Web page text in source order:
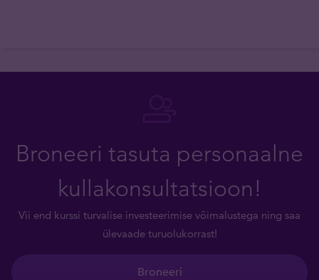
Broneeri tasuta personaalne
kullakonsultatsioon!
Vii end kurssi turvalise investeerimise võimalustega ning saa
ülevaade turuolukorrast!
Broneeri